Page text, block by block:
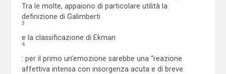
Tra le molte, appaiono di particolare utilità la
definizione di Galimberti
3
e la classificazione di Ekman
4
: per il primo un’emozione sarebbe una “reazione
affettiva intensa con insorgenza acuta e di breve